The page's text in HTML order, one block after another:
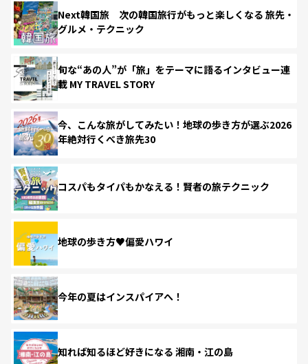
Next韓国旅 次の韓国旅行がもっと楽しくなる 旅先・
グルメ・テクニック
旬な“あの人”が「旅」をテーマに語るインタビュー連
載 MY TRAVEL STORY
今、こんな旅がしてみたい！地球の歩き方が選ぶ2026
年絶対行くべき旅先30
コスパもタイパもかなえる！賢者の旅テクニック
地球の歩き方♥偏愛ハワイ
今年の夏はインスパイアへ！
知れば知るほど好きになる 湘南・江の島